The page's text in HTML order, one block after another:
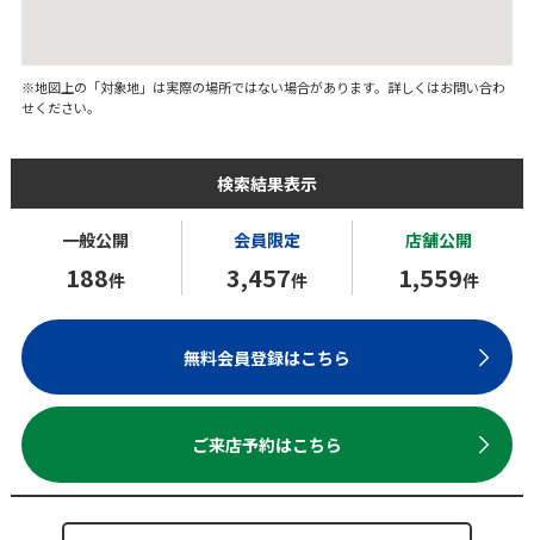
※地図上の「対象地」は実際の場所ではない場合があります。詳しくはお問い合わ
せください。
検索結果表示
一般公開
188件
会員限定
3,457件
店舗公開
1,559件
無料会員登録はこちら
ご来店予約はこちら